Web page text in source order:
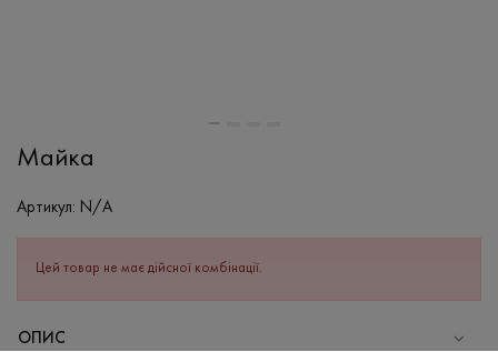
Майка
Артикул: N/A
Цей товар не має дійсної комбінації.
ОПИС